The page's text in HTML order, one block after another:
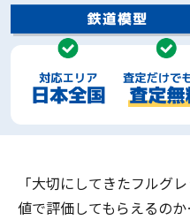
「大切にしてきたフルグ
値で評価してもらえるの